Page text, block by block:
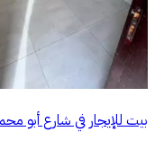
بيت للإيجار في شارع أبو